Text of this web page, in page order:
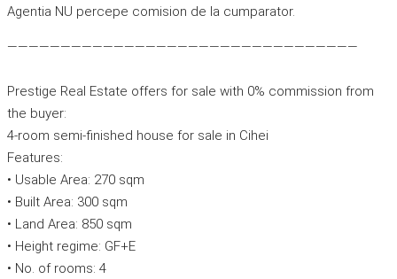
Agentia NU percepe comision de la cumparator.
—————————————————————————————————
Prestige Real Estate offers for sale with 0% commission from
the buyer:
4-room semi-finished house for sale in Cihei
Features:
• Usable Area: 270 sqm
• Built Area: 300 sqm
• Land Area: 850 sqm
• Height regime: GF+E
• No. of rooms: 4